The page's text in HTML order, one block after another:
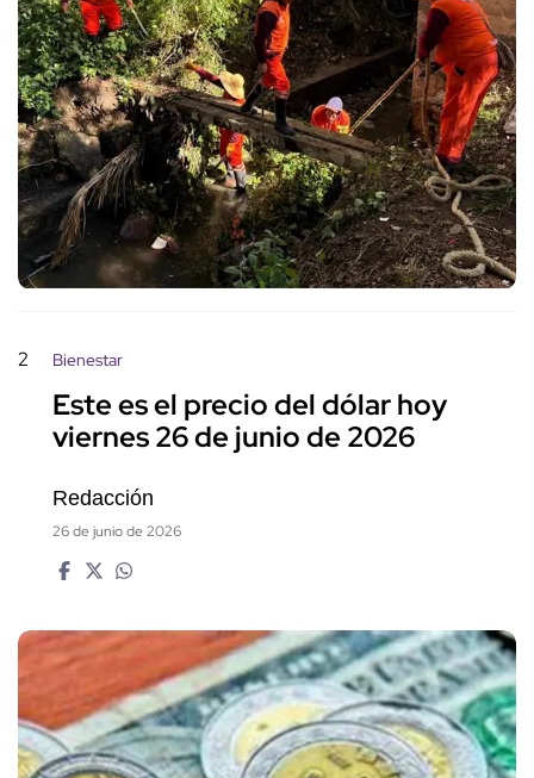
2 Bienestar
Este es el precio del dólar hoy
viernes 26 de junio de 2026
Redacción
26 de junio de 2026